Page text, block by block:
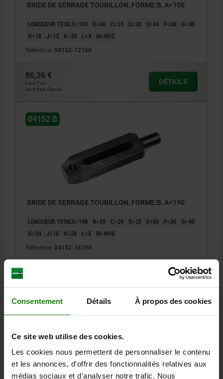
Consentement Détails À propos des cookies
Ce site web utilise des cookies.
Les cookies nous permettent de personnaliser le contenu
et les annonces, d'offrir des fonctionnalités relatives aux
médias sociaux et d'analyser notre trafic. Nous
BRIDE DE SERRAGE TOURILLON, FORME:B, A=150
LONGUEUR TOTALE=150 B=40 C=15 D=20 E=65 F=30
G=30
H=18
J=13 K=20 L=4 M=M12
Référence: 04152-12150
86,36 €
hors TVA
hors frais d’envoi
DÉTAILS
04152 B
BRIDE DE SERRAGE TOURILLON, FORME:B, A=190
LONGUEUR TOTALE=190 B=50 C=20 D=25 E=80 F=36
G=40
H=24
J=18 K=28 L=5 M=M16
Référence: 04152-16190
DÉTAILS
CAO